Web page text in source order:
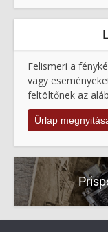
Felismeri a
vagy
feltöltőnek az
Űrlap